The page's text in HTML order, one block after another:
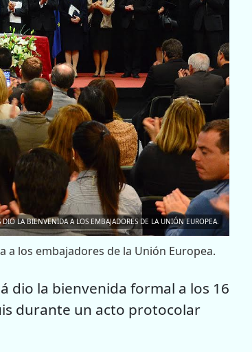
LA BIENVENIDA A LOS EMBAJADORES DE LA UNIÓN EUROPEA.
a los embajadores de la Unión Europea.
dio la bienvenida formal a los 16
durante un acto protocolar